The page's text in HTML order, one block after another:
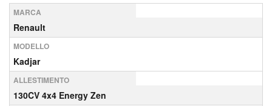
MARCA
Renault
MODELLO
Kadjar
ALLESTIMENTO
130CV 4x4 Energy Zen